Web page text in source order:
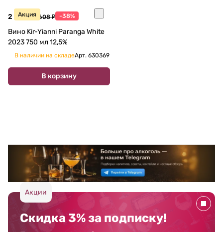
Акция
2 250 ₽3 608 ₽ -38%
Вино Kir-Yianni Paranga White
2023 750 мл 12,5%
В наличии на складеАрт. 630369
В корзину
Акции
Скидка 3% за подписку!